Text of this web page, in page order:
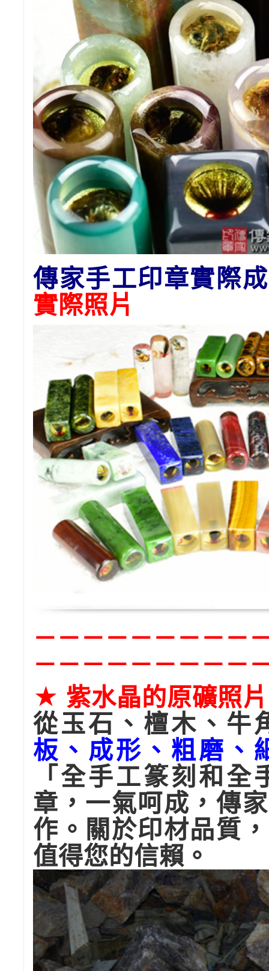
傳家手工印章實際
實際照片
－－－－－－－－－
－－－－－－－－－
★ 紫水晶的原礦照片
從玉石、檀木、牛
板、成形、粗磨、
「全手工篆刻和
章，一氣呵成，傳
作。關於印材品質
值得您的信賴。